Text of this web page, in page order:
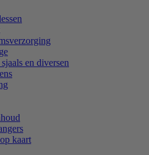
en diversen
kaart